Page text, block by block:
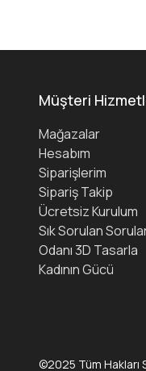
Müşteri
Mağazalar
Hesabım
Siparişlerim
Sipariş Takip
Ücretsiz Kurulum
Sık Sorulan
Odanı 3D Tasarla
Kadının Gücü
©2025 Tüm Hakları